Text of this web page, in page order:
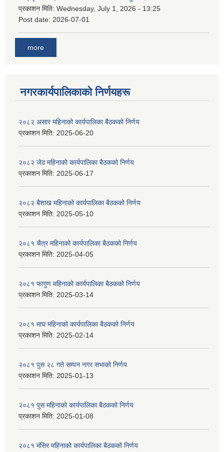
प्रकाशन मिति: Wednesday, July 1, 2026 - 13:25
Post date: 2026-07-01
more
नगरकार्यपालिकाकाे निर्णयहरू
२०८२ असार महिनाको कार्यपालिका बैठकको निर्णय
प्रकाशन मिति: 2025-06-20
२०८२ जेठ महिनाको कार्यपालिका बैठकको निर्णय
प्रकाशन मिति: 2025-06-17
२०८२ बैशाख महिनाको कार्यपालिका बैठकको निर्णय
प्रकाशन मिति: 2025-05-10
२०८१ चैत्र महिनाको कार्यपालिका बैठकको निर्णय
प्रकाशन मिति: 2025-04-05
२०८१ फागुण महिनाको कार्यपालिका बैठकको निर्णय
प्रकाशन मिति: 2025-03-14
२०८१ माघ महिनाको कार्यपालिका बैठकको निर्णय
प्रकाशन मिति: 2025-02-14
२०८१ पुस २८ गते सम्प‍न नगर सभाको निर्णय
प्रकाशन मिति: 2025-01-13
२०८१ पुस महिनाको कार्यपालिका बैठकको निर्णय
प्रकाशन मिति: 2025-01-08
२०८१ मंसिर महिनाको कार्यपालिका बैठकको निर्णय